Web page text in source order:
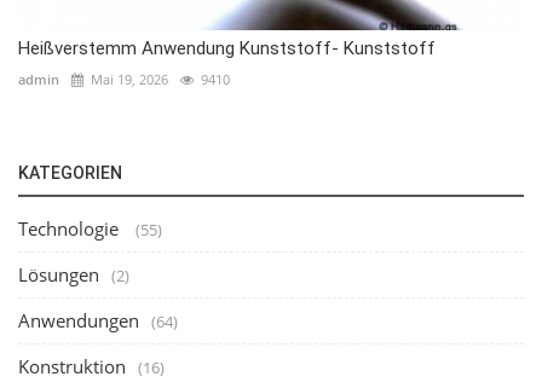
Heißverstemm Anwendung Kunststoff- Kunststoff
admin Mai 19, 2026 9410
KATEGORIEN
Technologie (55)
Lösungen (2)
Anwendungen (64)
Konstruktion (16)